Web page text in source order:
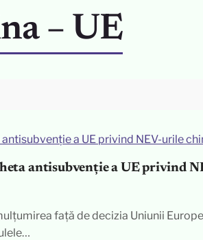
– UE
antisubvenție a UE privind
față de decizia Uniunii